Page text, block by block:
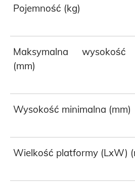
Pojemność (kg)
Maksymalna wysokość
(mm)
Wysokość minimalna (mm)
Wielkość platformy (LxW)